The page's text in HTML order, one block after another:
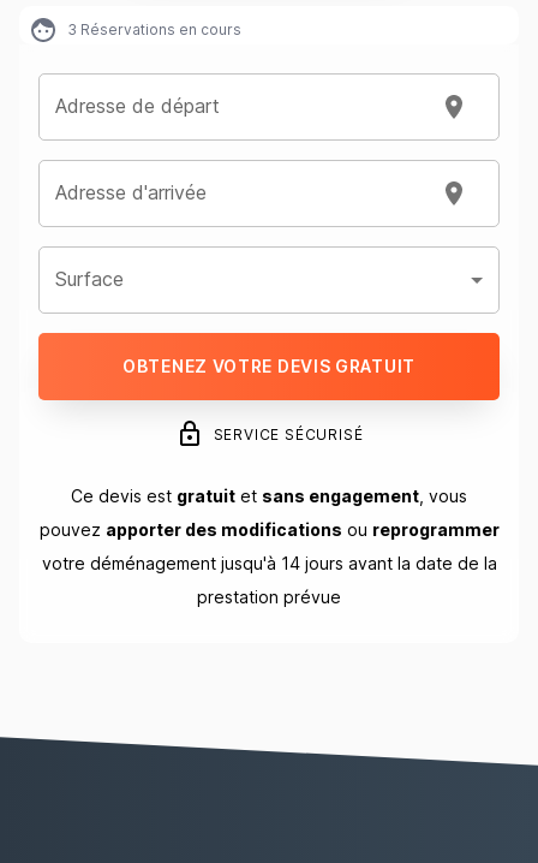
3 Réservations en cours
Adresse de départ
Adresse d'arrivée
Surface
OBTENEZ VOTRE DEVIS GRATUIT
SERVICE SÉCURISÉ
Ce devis est gratuit et sans engagement , vous
pouvez apporter des modifications ou reprogrammer
votre déménagement jusqu'à 14 jours avant la date de la
prestation prévue